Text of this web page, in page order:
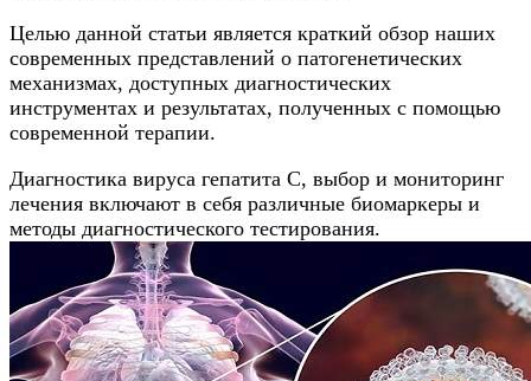
Целью данной статьи является краткий обзор наших
современных представлений о патогенетических
механизмах, доступных диагностических
инструментах и результатах, полученных с помощью
современной терапии.
Диагностика вируса гепатита С, выбор и мониторинг
лечения включают в себя различные биомаркеры и
методы диагностического тестирования.